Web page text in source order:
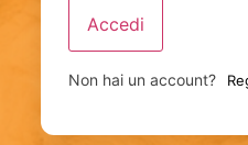
Accedi
Non hai un account?